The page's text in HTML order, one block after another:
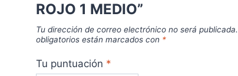
ROJO 1 MEDIO”
Tu dirección de correo electrónico no será publicada.
obligatorios están marcados con *
Tu puntuación *